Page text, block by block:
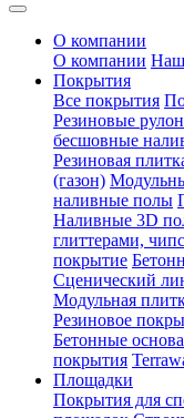
О компании
О компании
Покрытия
Все покрытия
Резиновые
бесшовные
Резиновая
(газон)
наливные полы
Наливные 3D
глиттерами,
покрытие
Сценический
Модульная
Резиновое
Бетонные
покрытия
Площадки
Покрытия для